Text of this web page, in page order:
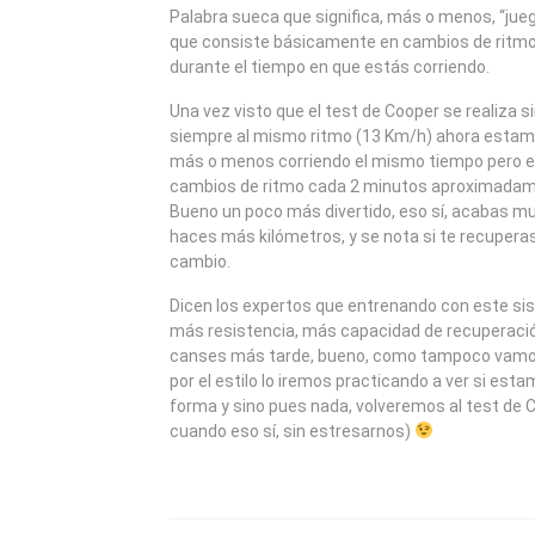
2009
Palabra sueca que significa, más o menos,
que consiste básicamente en cambios de
durante el tiempo en que estás corriendo.
Una vez visto que el test de Cooper se realiza
siempre al mismo ritmo (13 Km/h) ahora
más o menos corriendo el mismo tiempo pero
cambios de ritmo cada 2 minutos
Bueno un poco más divertido, eso sí, acabas
haces más kilómetros, y se nota si te
cambio.
Dicen los expertos que entrenando con este
más resistencia, más capacidad de
canses más tarde, bueno, como tampoco
por el estilo lo iremos practicando a ver si
forma y sino pues nada, volveremos al test de
cuando eso sí, sin estresarnos)